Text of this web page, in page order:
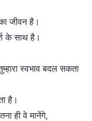
जीवन है।
के साथ है।
स्वभाव बदल सकता
है।
ही वे मानेंगे,